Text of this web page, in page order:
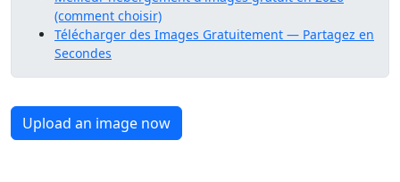
(comment choisir)
Télécharger des Images Gratuitement — Partagez en
Secondes
Upload an image now